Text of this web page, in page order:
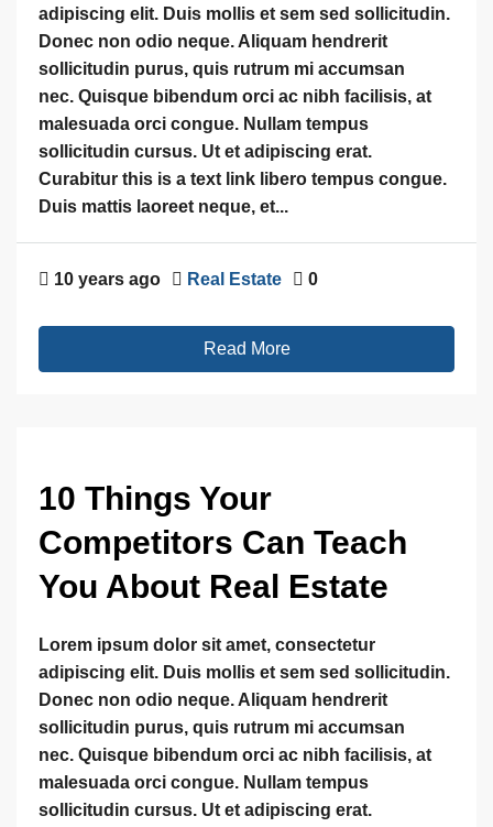
adipiscing elit. Duis mollis et sem sed sollicitudin.
Donec non odio neque. Aliquam hendrerit
sollicitudin purus, quis rutrum mi accumsan
nec. Quisque bibendum orci ac nibh facilisis, at
malesuada orci congue. Nullam tempus
sollicitudin cursus. Ut et adipiscing erat.
Curabitur this is a text link libero tempus congue.
Duis mattis laoreet neque, et...
10 years ago Real Estate 0
Read More
10 Things Your
Competitors Can Teach
You About Real Estate
Lorem ipsum dolor sit amet, consectetur
adipiscing elit. Duis mollis et sem sed sollicitudin.
Donec non odio neque. Aliquam hendrerit
sollicitudin purus, quis rutrum mi accumsan
nec. Quisque bibendum orci ac nibh facilisis, at
malesuada orci congue. Nullam tempus
sollicitudin cursus. Ut et adipiscing erat.